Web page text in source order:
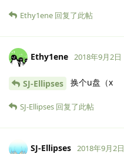
Ethy1ene 回复了此帖
Ethy1ene 2018年9月2日
SJ-Ellipses 换个u盘（x
SJ-Ellipses 回复了此帖
SJ-Ellipses 2018年9月2日